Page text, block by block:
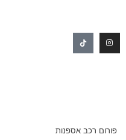
פורום רכב אספנות